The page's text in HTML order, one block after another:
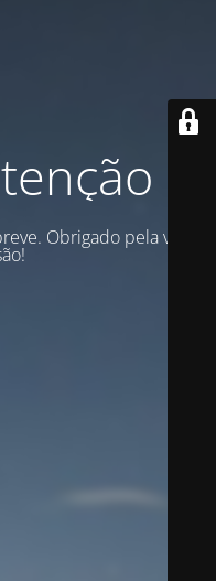
Obrigado pela vossa